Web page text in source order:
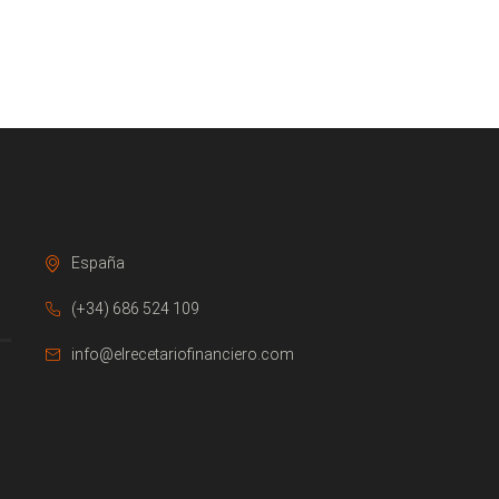
España
(+34) 686 524 109
info@elrecetariofinanciero.com